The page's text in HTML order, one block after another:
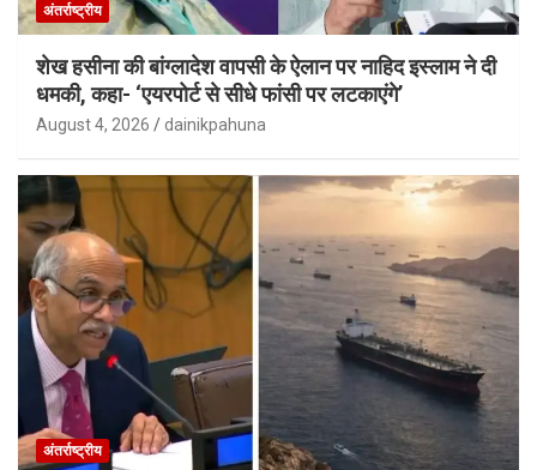
अंतर्राष्ट्रीय
शेख हसीना की बांग्लादेश वापसी के ऐलान पर नाहिद इस्लाम ने दी
धमकी, कहा- ‘एयरपोर्ट से सीधे फांसी पर लटकाएंगे’
August 4, 2026 dainikpahuna
अंतर्राष्ट्रीय